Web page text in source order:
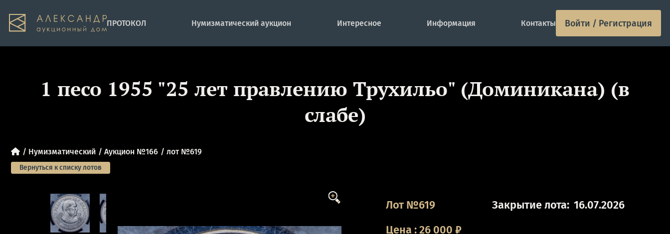
ПРОТОКОЛ Нумизматический аукцион Интересное Информация Контакты Войти / Регистрация
1 песо 1955 "25 лет правлению Трухильо" (Доминикана) (в
слабе)
Нумизматический Аукцион №166 лот №619
Вернуться к списку лотов
Лот №619 Закрытие лота: 16.07.2026
Цена:26 000 ₽